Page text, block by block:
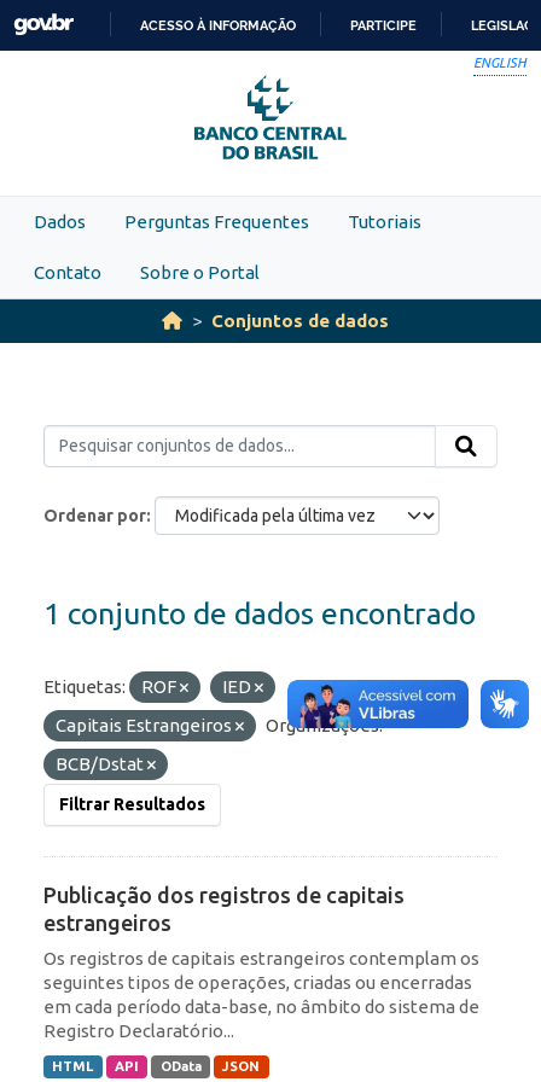
Skip to main content
PARA
O
CONTEÚDO
ACESSO À INFORMAÇÃO PARTICIPE
ENGLISH
Dados Perguntas Frequentes Tutoriais
Contato Sobre o Portal
Conjuntos de dados
Ordenar por
1 conjunto de dados encontrado
Etiquetas: ROF
IED
Capitais Estrangeiros
Organizações:
BCB/Dstat
Filtrar Resultados
Publicação dos registros de capitais
estrangeiros
Os registros de capitais estrangeiros contemplam os
seguintes tipos de operações, criadas ou encerradas
em cada período data-base, no âmbito do sistema de
Registro Declaratório...
HTML API OData JSON